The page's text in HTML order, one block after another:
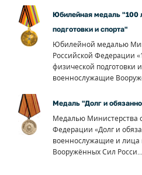
Юбилейная медаль "100
подготовки и спорта"
Юбилейной медалью
Российской Федерации
физической подготовки
военнослужащие
Медаль "Долг и
Медалью Министерства
Федерации «Долг и
военнослужащие и лица
Вооружённых Сил Росси...